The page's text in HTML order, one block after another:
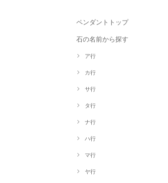
ペンダントトップ
石の名前から探す
ア行
カ行
サ行
タ行
ナ行
ハ行
マ行
ヤ行